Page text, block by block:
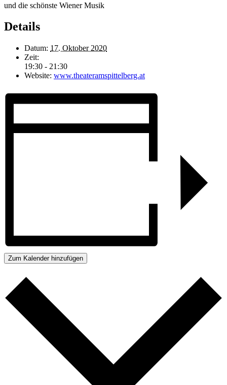
und die schönste Wiener Musik
Details
Datum: 17. Oktober 2020
Zeit:
19:30 - 21:30
Website: www.theateramspittelberg.at
Zum Kalender hinzufügen